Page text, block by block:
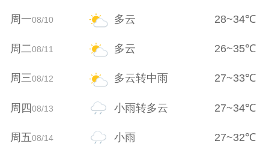
周一08/10 多云 28~34℃
周二08/11 多云 26~35℃
周三08/12 多云转中雨 27~33℃
周四08/13 小雨转多云 27~34℃
周五08/14 小雨 27~32℃